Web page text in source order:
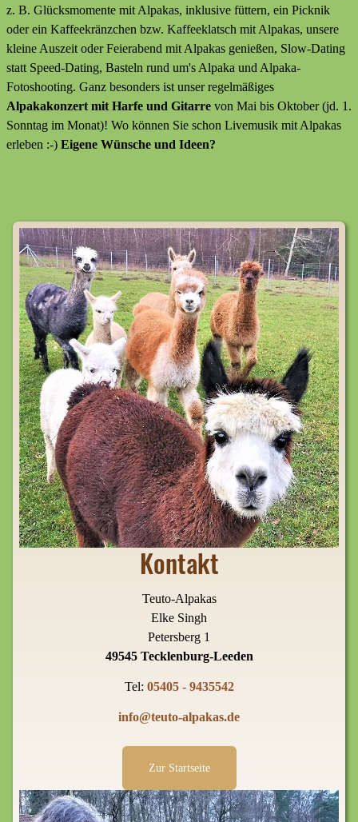
z. B. Glücksmomente mit Alpakas, inklusive füttern, ein Picknik
oder ein Kaffeekränzchen bzw. Kaffeeklatsch mit Alpakas, unsere
kleine Auszeit oder Feierabend mit Alpakas genießen, Slow-Dating
statt Speed-Dating, Basteln rund um's Alpaka und Alpaka-
Fotoshooting. Ganz besonders ist unser regelmäßiges
Alpakakonzert mit Harfe und Gitarre von Mai bis Oktober (jd. 1.
Sonntag im Monat)! Wo können Sie schon Livemusik mit Alpakas
erleben :-) Eigene Wünsche und Ideen?
Kontakt
Teuto-Alpakas
Elke Singh
Petersberg 1
49545 Tecklenburg-Leeden
Tel: 05405 - 9435542
info@teuto-alpakas.de
Zur Startseite